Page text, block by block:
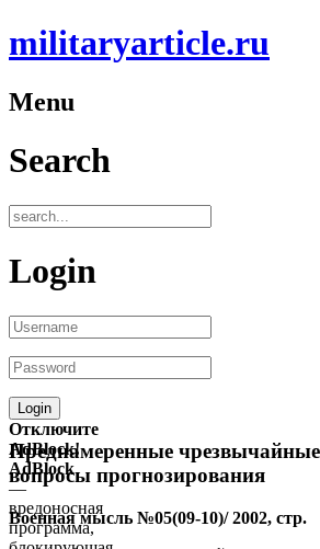
militaryarticle.ru
Menu
Search
Login
Отключите
AdBlock!
AdBlock
—
вредоносная
программа,
Преднамеренные
вопросы прогнозирования
Военная мысль №05(09-10)/ 2002, стр.